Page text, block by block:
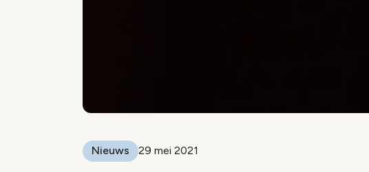
Nieuws 29 mei 2021